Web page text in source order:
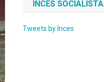
INCES SOCIALISTA
Tweets by Inces